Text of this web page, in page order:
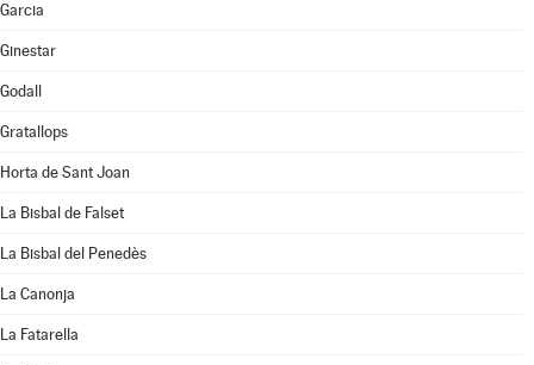
Garcia
Ginestar
Godall
Gratallops
Horta de Sant Joan
La Bisbal de Falset
La Bisbal del Penedès
La Canonja
La Fatarella